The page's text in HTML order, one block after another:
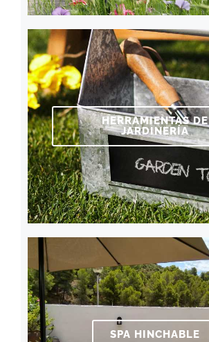
HERRAMIENTAS DE
JARDINERÍA
SPA HINCHABLE